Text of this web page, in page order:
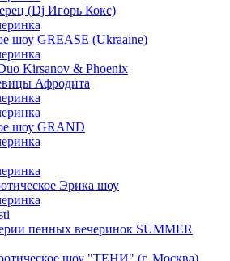
(Dj Игорь Кокс)
шоу GREASE (Ukraaine)
Kirsanov & Phoenix
Афродита
шоу GRAND
Эрика шоу
пенных вечеринок SUMMER
шоу "ТЕНИ" (г. Москва)